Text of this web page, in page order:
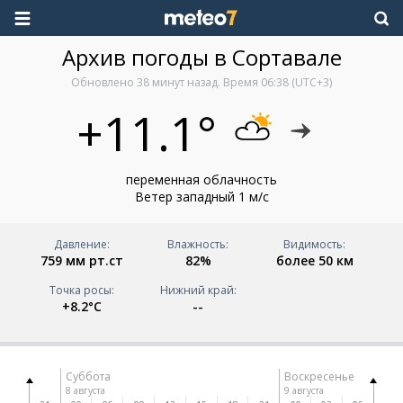
Архив погоды в Сортавале
Обновлено 38 минут назад. Время 06:38 (UTC+3)
+11.1°
переменная облачность
Ветер западный 1 м/с
Давление:
759 мм рт.ст
Влажность:
82%
Видимость:
более 50 км
Точка росы:
+8.2°C
Нижний край:
--
Суббота
8 августа
Воскресенье
9 августа